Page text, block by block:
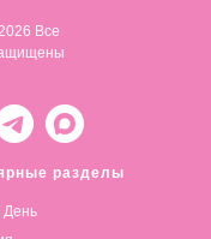
разделы
День
Все